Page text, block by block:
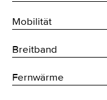
Mobilität
Breitband
Fernwärme